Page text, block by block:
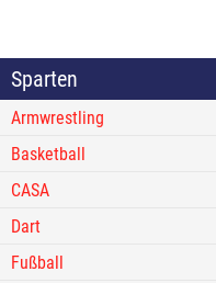
Sparten
Armwrestling
Basketball
CASA
Dart
Fußball